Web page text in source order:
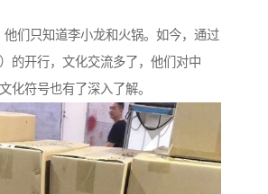
他们只知道李小龙和火锅。如今，通过
的开行，文化交流多了，他们对中
化符号也有了深入了解。